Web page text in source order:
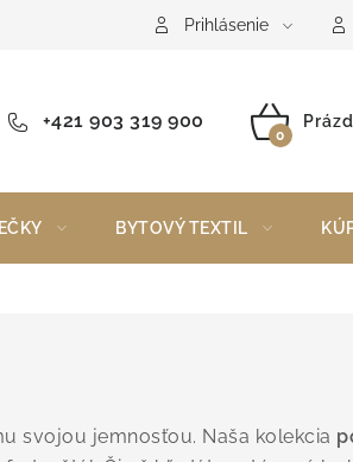
Reklamačný poriadok Vrátenie
Prihlásenie
+421 903 319 900
BYTOVÝ TEXTIL
svojou jemnosťou. Naša kolekcia